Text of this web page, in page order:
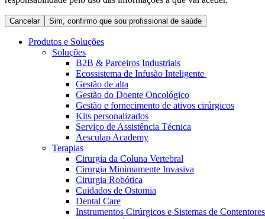
Terapia de Intervenção Vascular
Tratamento de Feridas
Tratamento de Sangue Extracorporal
Soluções
Empresa
Responsabilidade
Contactos
Cancelar Sim, confirmo que sou profissional de saúde
Produtos e Soluções
Soluções
B2B & Parceiros Industriais
Ecossistema de Infusão Inteligente
Gestão de alta
Gestão do Doente Oncológico
Gestão e fornecimento de ativos cirúrgicos
Kits personalizados
Serviço de Assistência Técnica
Aesculap Academy
Terapias
Cirurgia da Coluna Vertebral
Cirurgia Minimamente Invasiva
Cirurgia Robótica
Cuidados de Ostomia
Dental Care
Instrumentos Cirúrgicos e Sistemas de